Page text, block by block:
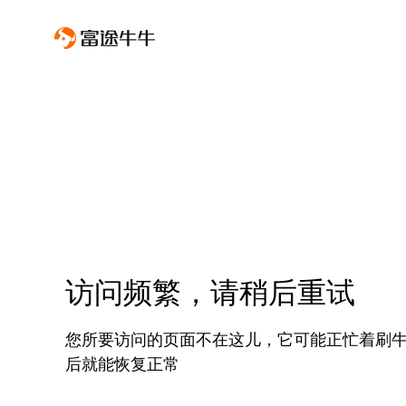
访问频繁，请稍后重试
您所要访问的页面不在这儿，它可能正忙着刷
后就能恢复正常